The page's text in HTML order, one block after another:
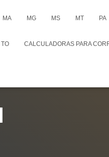
MA MG MS MT PA
TO CALCULADORAS PARA